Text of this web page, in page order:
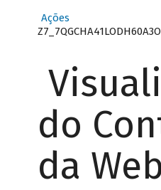
Ações
do
da